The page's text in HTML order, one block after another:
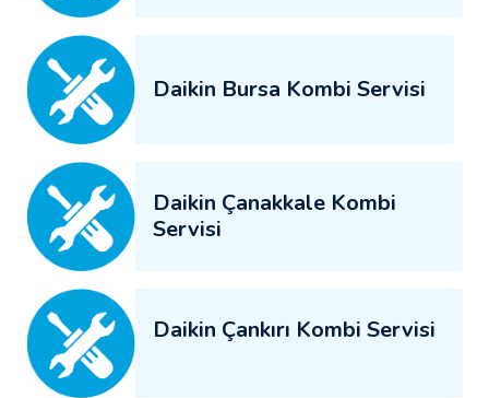
Daikin Bursa Kombi Servisi
Daikin Çanakkale Kombi
Servisi
Daikin Çankırı Kombi Servisi